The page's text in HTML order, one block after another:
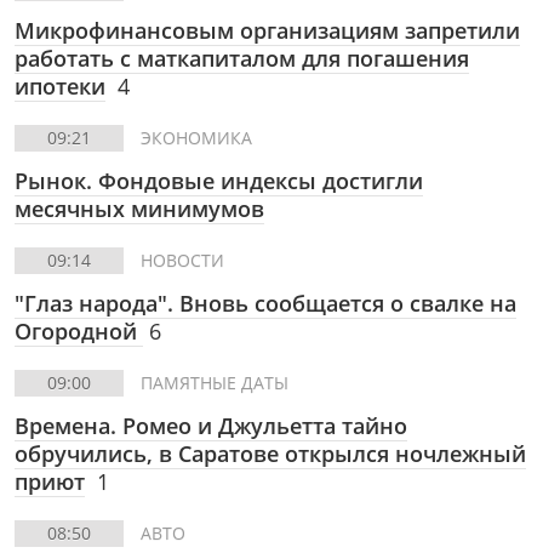
Микрофинансовым организациям запретили
работать с маткапиталом для погашения
ипотеки 4
09:21 ЭКОНОМИКА
Рынок. Фондовые индексы достигли
месячных минимумов
09:14 НОВОСТИ
"Глаз народа". Вновь сообщается о свалке на
Огородной 6
09:00 ПАМЯТНЫЕ ДАТЫ
Времена. Ромео и Джульетта тайно
обручились, в Саратове открылся ночлежный
приют 1
08:50 АВТО